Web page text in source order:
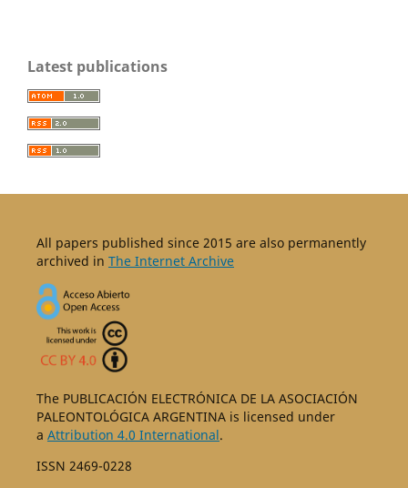
Latest publications
All papers published since 2015 are also permanently
archived in The Internet Archive
The PUBLICACIÓN ELECTRÓNICA DE LA ASOCIACIÓN
PALEONTOLÓGICA ARGENTINA is licensed under
a Attribution 4.0 International.
ISSN 2469-0228